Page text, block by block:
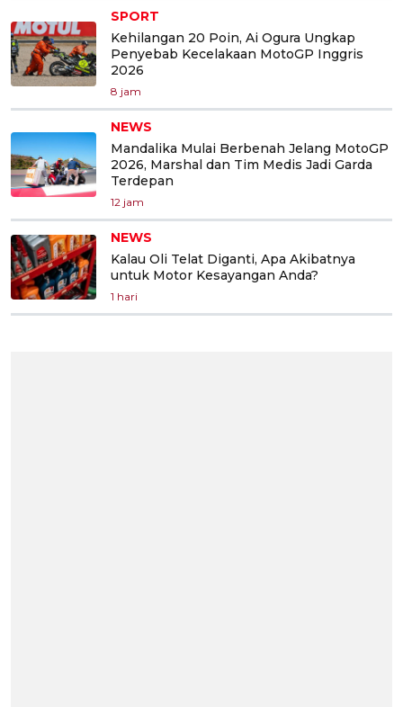
SPORT
Kehilangan 20 Poin, Ai Ogura Ungkap
Penyebab Kecelakaan MotoGP Inggris
2026
8 jam
NEWS
Mandalika Mulai Berbenah Jelang MotoGP
2026, Marshal dan Tim Medis Jadi Garda
Terdepan
12 jam
NEWS
Kalau Oli Telat Diganti, Apa Akibatnya
untuk Motor Kesayangan Anda?
1 hari